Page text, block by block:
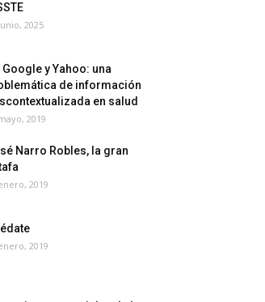
2025
Google y Yahoo: una
de información
en salud
2019
Narro Robles, la gran
2019
2019